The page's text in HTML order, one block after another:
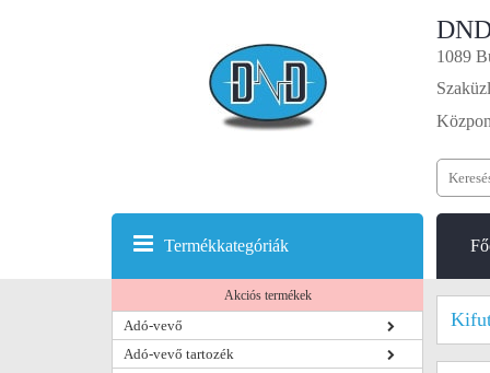
1089
Termékkategóriák
Akciós termékek
Adó-vevő
Adó-vevő tartozék